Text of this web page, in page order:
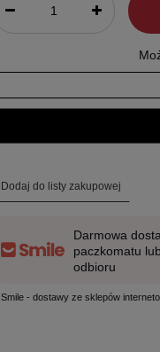
Dodaj do listy zakupowej
Darmowa
paczkomatu
odbioru
Smile - dostawy ze sklepów